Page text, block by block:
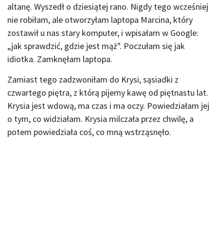
altanę. Wyszedł o dziesiątej rano. Nigdy tego wcześniej
nie robiłam, ale otworzyłam laptopa Marcina, który
zostawił u nas stary komputer, i wpisałam w Google:
„jak sprawdzić, gdzie jest mąż". Poczułam się jak
idiotka. Zamknęłam laptopa.
Zamiast tego zadzwoniłam do Krysi, sąsiadki z
czwartego piętra, z którą pijemy kawę od piętnastu lat.
Krysia jest wdową, ma czas i ma oczy. Powiedziałam jej
o tym, co widziałam. Krysia milczała przez chwilę, a
potem powiedziała coś, co mną wstrząsnęło.